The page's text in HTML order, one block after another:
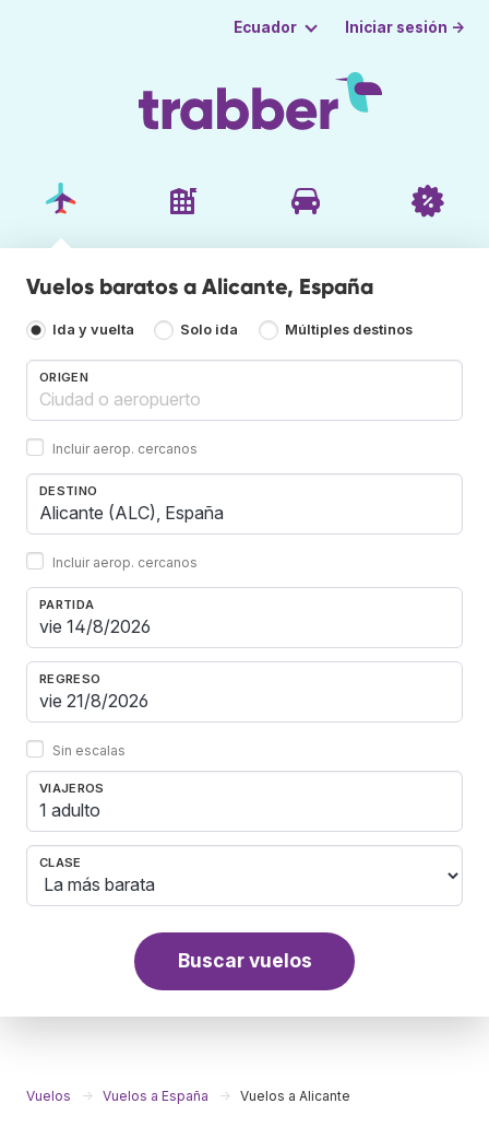
Ecuador Iniciar sesión →
Vuelos baratos a Alicante, España
Ida y vuelta Solo ida Múltiples destinos
ORIGEN
Incluir aerop. cercanos
DESTINO
Incluir aerop. cercanos
PARTIDA
REGRESO
Sin escalas
VIAJEROS
1 adulto
CLASE
Buscar vuelos
Vuelos Vuelos a España Vuelos a Alicante